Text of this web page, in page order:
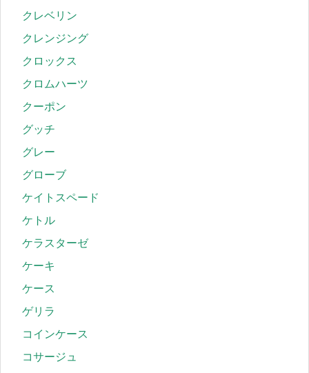
クレベリン
クレンジング
クロックス
クロムハーツ
クーポン
グッチ
グレー
グローブ
ケイトスペード
ケトル
ケラスターゼ
ケーキ
ケース
ゲリラ
コインケース
コサージュ